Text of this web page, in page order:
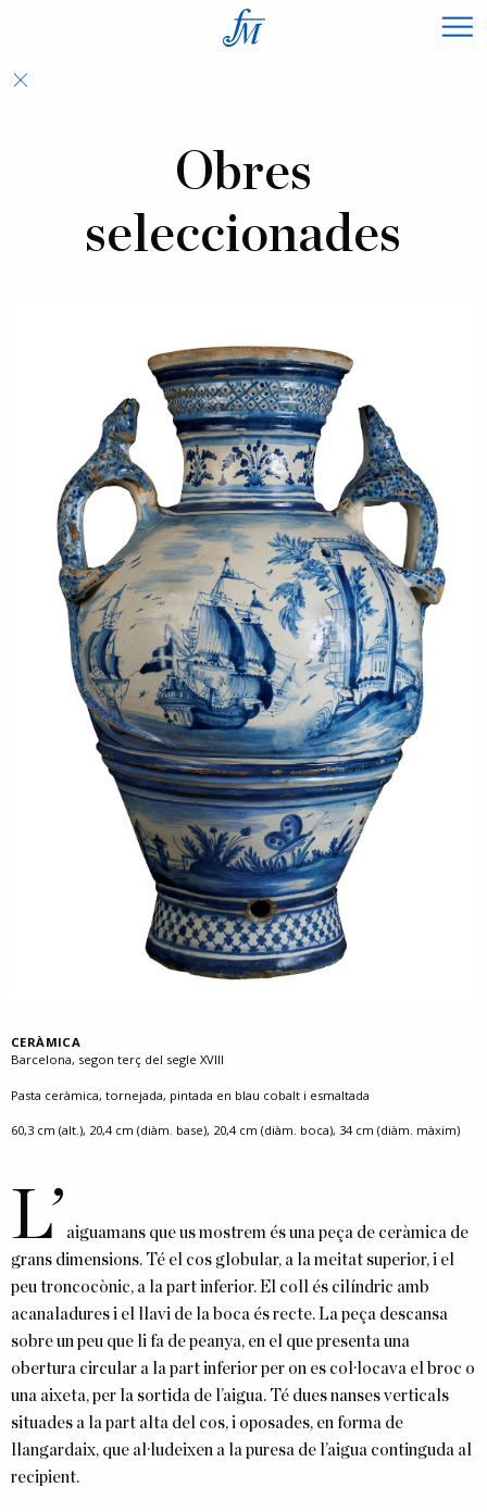
×
Obres
seleccionades
CERÀMICA
Barcelona, segon terç del segle XVIII
Pasta ceràmica, tornejada, pintada en blau cobalt i esmaltada
60,3 cm (alt.), 20,4 cm (diàm. base), 20,4 cm (diàm. boca), 34 cm (diàm. màxim)
L’ aiguamans que us mostrem és una peça de ceràmica de
grans dimensions. Té el cos globular, a la meitat superior, i el
peu troncocònic, a la part inferior. El coll és cilíndric amb
acanaladures i el llavi de la boca és recte. La peça descansa
sobre un peu que li fa de peanya, en el que presenta una
obertura circular a la part inferior per on es col·locava el broc o
una aixeta, per la sortida de l’aigua. Té dues nanses verticals
situades a la part alta del cos, i oposades, en forma de
llangardaix, que al·ludeixen a la puresa de l’aigua continguda al
recipient.